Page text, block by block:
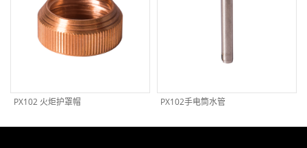
PX102 火炬护罩帽 PX102手电筒水管